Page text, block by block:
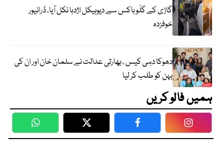
گاڑی کے گلَو باکس سے دیوہیکل اژدہا نکل آیا، ڈرائیور
خوفزدہ
دھوکا دہی کیس ، بھارتی عدالت نے سلمان خان اور ان کی
بہن کو طلب کر لیا
ہمیں فالو کریں
WhatsApp Twitter Facebook